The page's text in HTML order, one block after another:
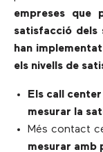
empreses que
satisfacció dels
han
els nivells de
Els call
mesurar la
Més contact
mesurar amb